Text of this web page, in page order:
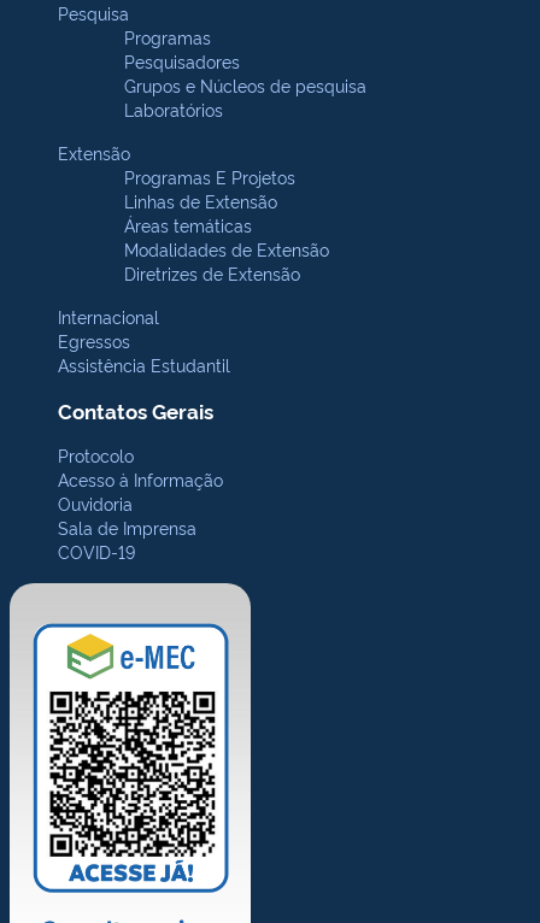
Pesquisa
Programas
Pesquisadores
Grupos e Núcleos de pesquisa
Laboratórios
Extensão
Programas E Projetos
Linhas de Extensão
Áreas temáticas
Modalidades de Extensão
Diretrizes de Extensão
Internacional
Egressos
Assistência Estudantil
Contatos Gerais
Protocolo
Acesso à Informação
Ouvidoria
Sala de Imprensa
COVID-19